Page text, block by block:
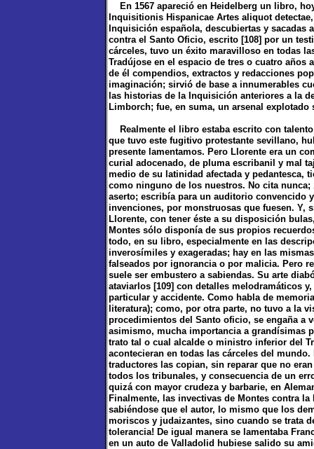
En 1567 apareció en Heidelberg un libro,
Inquisitionis Hispanicae Artes aliquot
Inquisición española, descubiertas y sacadas
contra el Santo Oficio, escrito [108] por un
cárceles, tuvo un éxito maravilloso en todas
Tradújose en el espacio de tres o cuatro
de él compendios, extractos y redacciones
imaginación; sirvió de base a innumerables
las historias de la Inquisición anteriores a la
Limborch; fue, en suma, un arsenal
Realmente el libro estaba escrito con
que tuvo este fugitivo protestante sevillano,
presente lamentamos. Pero Llorente era un
curial adocenado, de pluma escribanil y mal
medio de su latinidad afectada y pedantesca,
como ninguno de los nuestros. No cita
aserto; escribía para un auditorio convencido
invenciones, por monstruosas que fuesen. Y,
Llorente, con tener éste a su disposición
Montes sólo disponía de sus propios
todo, en su libro, especialmente en las
inverosímiles y exageradas; hay en las
falseados por ignorancia o por malicia. Pero
suele ser embustero a sabiendas. Su arte
ataviarlos [109] con detalles melodramáticos
particular y accidente. Como habla de
literatura); como, por otra parte, no tuvo a la
procedimientos del Santo oficio, se engaña a
asimismo, mucha importancia a grandísimas
trato tal o cual alcalde o ministro inferior del
acontecieran en todas las cárceles del
traductores las copian, sin reparar que no
todos los tribunales, y consecuencia de un
quizá con mayor crudeza y barbarie, en
Finalmente, las invectivas de Montes contra
sabiéndose que el autor, lo mismo que los
moriscos y judaizantes, sino cuando se trata
tolerancia! De igual manera se lamentaba
en un auto de Valladolid hubiese salido su